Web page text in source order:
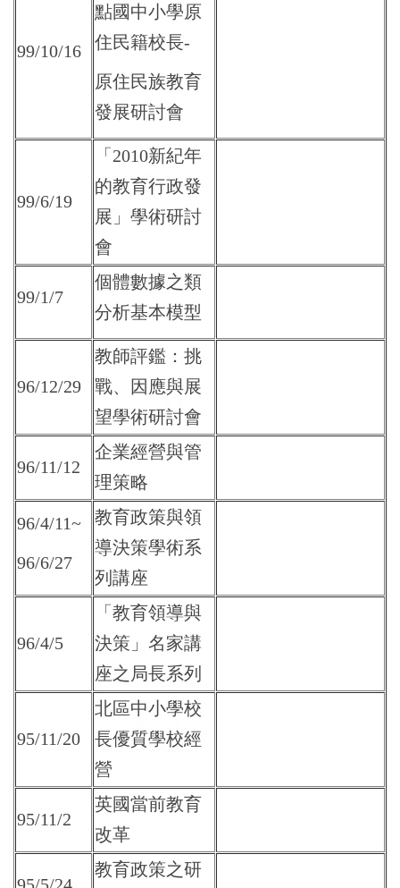
99/10/16
點國中小學原
住民籍校長-
原住民族教育
發展研討會
99/6/19
「2010新紀年
的教育行政發
展」學術研討
會
99/1/7
個體數據之類
分析基本模型
96/12/29
教師評鑑：挑
戰、因應與展
望學術研討會
96/11/12
企業經營與管
理策略
96/4/11~
96/6/27
教育政策與領
導決策學術系
列講座
96/4/5
「教育領導與
決策」名家講
座之局長系列
95/11/20
北區中小學校
長優質學校經
營
95/11/2
英國當前教育
改革
教育政策之研